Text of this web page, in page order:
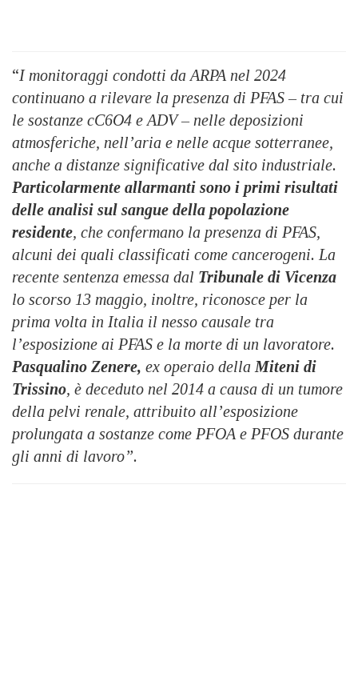
“I monitoraggi condotti da ARPA nel 2024
continuano a rilevare la presenza di PFAS – tra cui
le sostanze cC6O4 e ADV – nelle deposizioni
atmosferiche, nell’aria e nelle acque sotterranee,
anche a distanze significative dal sito industriale.
Particolarmente allarmanti sono i primi risultati
delle analisi sul sangue della popolazione
residente, che confermano la presenza di PFAS,
alcuni dei quali classificati come cancerogeni. La
recente sentenza emessa dal Tribunale di Vicenza
lo scorso 13 maggio, inoltre, riconosce per la
prima volta in Italia il nesso causale tra
l’esposizione ai PFAS e la morte di un lavoratore.
Pasqualino Zenere, ex operaio della Miteni di
Trissino, è deceduto nel 2014 a causa di un tumore
della pelvi renale, attribuito all’esposizione
prolungata a sostanze come PFOA e PFOS durante
gli anni di lavoro”.